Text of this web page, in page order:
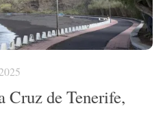
Cruz de Tenerife,